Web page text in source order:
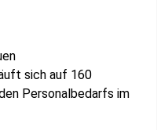
sich auf 160
Personalbedarfs im